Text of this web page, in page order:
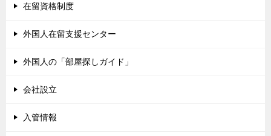
在留資格制度
外国人在留支援センター
外国人の「部屋探しガイド」
会社設立
入管情報